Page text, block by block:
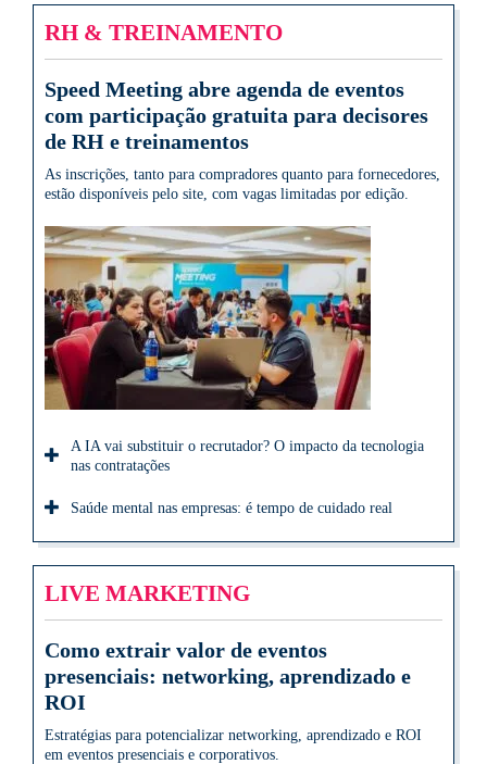
RH & TREINAMENTO
Speed Meeting abre agenda de eventos
com participação gratuita para decisores
de RH e treinamentos
As inscrições, tanto para compradores quanto para fornecedores,
estão disponíveis pelo site, com vagas limitadas por edição.
A IA vai substituir o recrutador? O impacto da tecnologia
nas contratações
Saúde mental nas empresas: é tempo de cuidado real
LIVE MARKETING
Como extrair valor de eventos
presenciais: networking, aprendizado e
ROI
Estratégias para potencializar networking, aprendizado e ROI
em eventos presenciais e corporativos.